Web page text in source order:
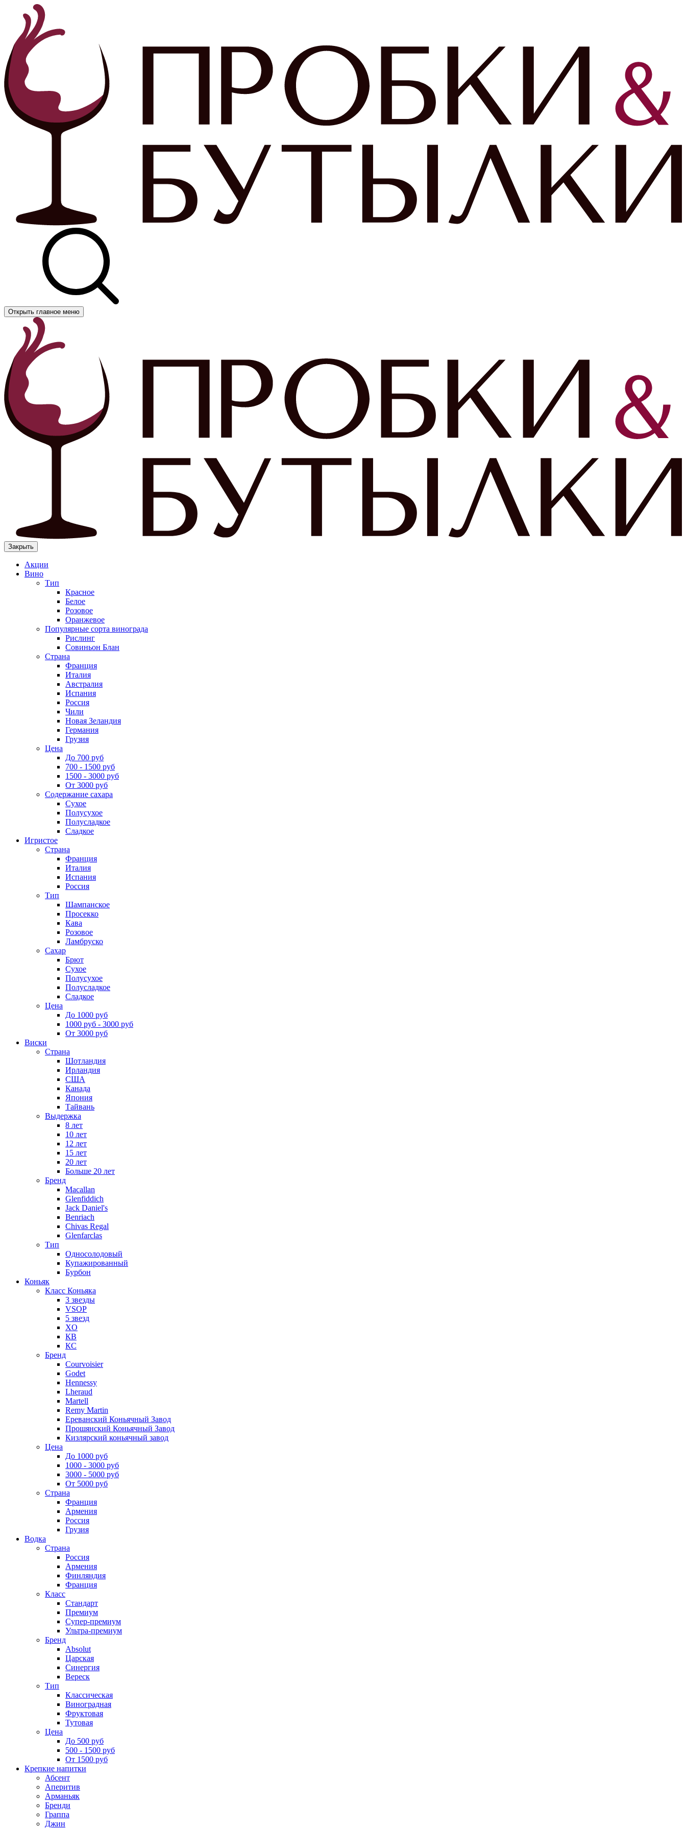
Открыть главное меню
Закрыть
Акции
Вино
Тип
Красное
Белое
Розовое
Оранжевое
Популярные сорта винограда
Рислинг
Совиньон Блан
Страна
Франция
Италия
Австралия
Испания
Россия
Чили
Новая Зеландия
Германия
Грузия
Цена
До 700 руб
700 - 1500 руб
1500 - 3000 руб
От 3000 руб
Содержание сахара
Сухое
Полусухое
Полусладкое
Сладкое
Игристое
Страна
Франция
Италия
Испания
Россия
Тип
Шампанское
Просекко
Кава
Розовое
Ламбруско
Сахар
Брют
Сухое
Полусухое
Полусладкое
Сладкое
Цена
До 1000 руб
1000 руб - 3000 руб
От 3000 руб
Виски
Страна
Шотландия
Ирландия
США
Канада
Япония
Тайвань
Выдержка
8 лет
10 лет
12 лет
15 лет
20 лет
Больше 20 лет
Бренд
Macallan
Glenfiddich
Jack Daniel's
Benriach
Chivas Regal
Glenfarclas
Тип
Односолодовый
Купажированный
Бурбон
Коньяк
Класс Коньяка
3 звезды
VSOP
5 звезд
XO
КВ
КС
Бренд
Courvoisier
Godet
Hennessy
Lheraud
Martell
Remy Martin
Ереванский Коньячный Завод
Прошянский Коньячный Завод
Кизлярский коньячный завод
Цена
До 1000 руб
1000 - 3000 руб
3000 - 5000 руб
От 5000 руб
Страна
Франция
Армения
Россия
Грузия
Водка
Страна
Россия
Армения
Финляндия
Франция
Класс
Стандарт
Премиум
Супер-премиум
Ультра-премиум
Бренд
Absolut
Царская
Синергия
Вереск
Тип
Классическая
Виноградная
Фруктовая
Тутовая
Цена
До 500 руб
500 - 1500 руб
От 1500 руб
Крепкие напитки
Абсент
Аперитив
Арманьяк
Бренди
Граппа
Джин